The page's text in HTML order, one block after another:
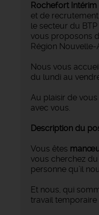
Rochefort Intérim
et de
le secteur du
vous proposons
Région Nouvelle-
Nous vous
du lundi au
Au plaisir de
avec vous.
Description du
Vous êtes
vous cherchez
personne qu’il
Et nous, qui
travail temporaire